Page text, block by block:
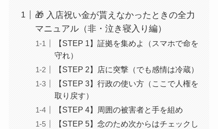
🎁 入店祝い金が貰えなかったときの全力
マニュアル（非・泣き寝入り編）
【STEP 1】証拠を集めよ（スマホで命を
守れ）
【STEP 2】店に突撃（でも感情は冷蔵）
【STEP 3】行政の使い方（ここで人権を
取り戻す）
【STEP 4】周囲の被害者と手を組め
【STEP 5】念のため次からはチェックし